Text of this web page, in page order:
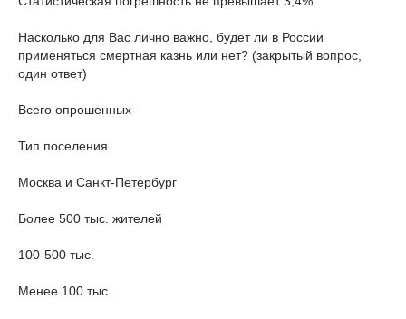
Насколько для Вас лично важно, будет ли в России
применяться смертная казнь или нет? (закрытый вопрос,
один ответ)
Всего опрошенных
Тип поселения
Москва и Санкт-Петербург
Более 500 тыс. жителей
100-500 тыс.
Менее 100 тыс.